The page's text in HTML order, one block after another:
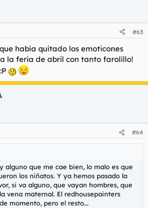
#63
había quitado los emoticones
la feria de abril con tanto farolillo!
#64
alguno que me cae bien, lo malo es que
los niñatos. Y ya hemos pasado la
si va alguno, que vayan hombres, que
vena maternal. El redhousepainters
momento, pero el resto...